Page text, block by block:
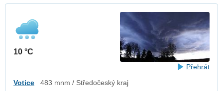
10 °C
Přehrát
Votice 483 mnm / Středočeský kraj